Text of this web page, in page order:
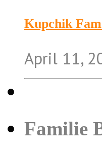
Kupchik
April 11,
Familie